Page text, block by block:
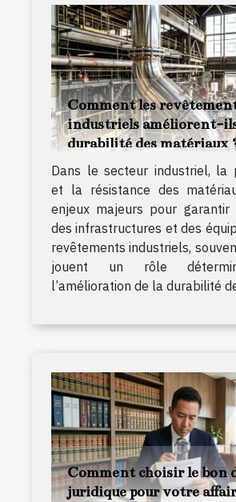
Comment les
industriels améliorent-
durabilité des matériaux
Dans le secteur industriel, la
et la résistance des
enjeux majeurs pour garantir
des infrastructures et des
revêtements industriels,
jouent un rôle
l’amélioration de la durabilité
Comment choisir le bon
juridique pour votre